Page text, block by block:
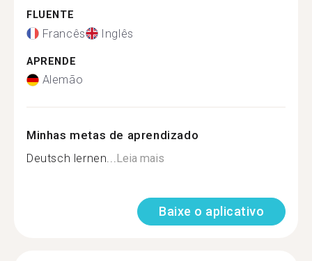
FLUENTE
Francês Inglês
APRENDE
Alemão
Minhas metas de aprendizado
Deutsch lernen...Leia mais
Baixe o aplicativo